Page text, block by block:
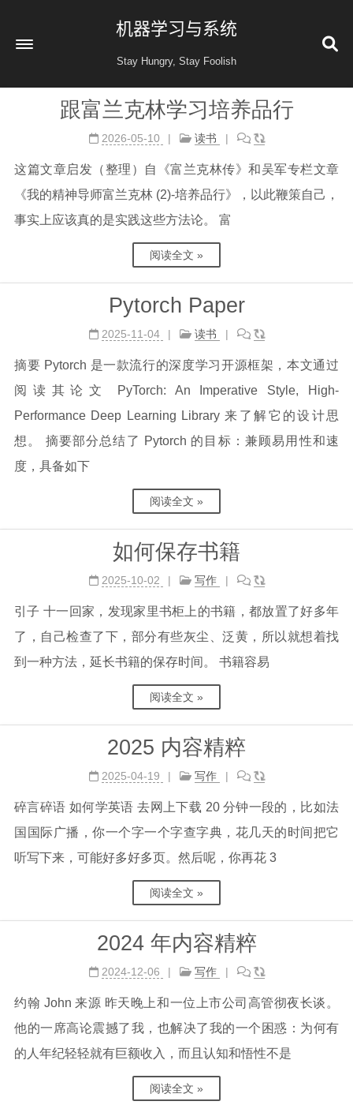
机器学习与系统
Stay Hungry, Stay Foolish
金融投资
收藏
健康
公益 404
跟富兰克林学习培养品行
2026-05-10 读书
这篇文章启发（整理）自《富兰克林传》和吴军专栏文章
《我的精神导师富兰克林 (2)-培养品行》，以此鞭策自己，
事实上应该真的是实践这些方法论。 富
阅读全文 »
Pytorch Paper
2025-11-04 读书
摘要 Pytorch 是一款流行的深度学习开源框架，本文通过
阅读其论文 PyTorch: An Imperative Style, High-
Performance Deep Learning Library 来了解它的设计思
想。 摘要部分总结了 Pytorch 的目标：兼顾易用性和速
度，具备如下
阅读全文 »
如何保存书籍
2025-10-02 写作
引子 十一回家，发现家里书柜上的书籍，都放置了好多年
了，自己检查了下，部分有些灰尘、泛黄，所以就想着找
到一种方法，延长书籍的保存时间。 书籍容易
阅读全文 »
2025 内容精粹
2025-04-19 写作
碎言碎语 如何学英语 去网上下载 20 分钟一段的，比如法
国国际广播，你一个字一个字查字典，花几天的时间把它
听写下来，可能好多好多页。然后呢，你再花 3
阅读全文 »
2024 年内容精粹
2024-12-06 写作
约翰 John 来源 昨天晚上和一位上市公司高管彻夜长谈。
他的一席高论震撼了我，也解决了我的一个困惑：为何有
的人年纪轻轻就有巨额收入，而且认知和悟性不是
阅读全文 »